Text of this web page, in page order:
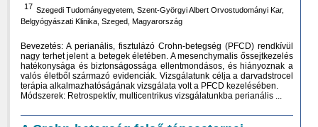
17 Szegedi Tudományegyetem, Szent-Györgyi Albert Orvostudományi Kar,
Belgyógyászati Klinika, Szeged, Magyarország
Bevezetés: A perianális, fisztulázó Crohn-betegség (PFCD) rendkívül
nagy terhet jelent a betegek életében. A mesenchymalis őssejtkezelés
hatékonysága és biztonságossága ellentmondásos, és hiányoznak a
valós életből származó evidenciák. Vizsgálatunk célja a darvadstrocel
terápia alkalmazhatóságának vizsgálata volt a PFCD kezelésében.
Módszerek: Retrospektív, multicentrikus vizsgálatunkba perianális ...